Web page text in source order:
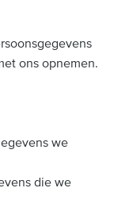
ons opnemen.
we
die we